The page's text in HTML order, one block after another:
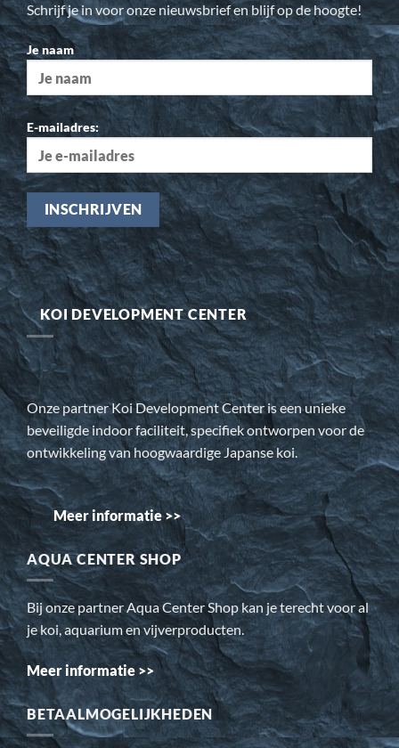
Schrijf je in voor onze nieuwsbrief en blijf op de hoogte!
Je naam
E-mailadres:
KOI DEVELOPMENT CENTER
Onze partner Koi Development Center is een unieke
beveiligde indoor faciliteit, specifiek ontworpen voor de
ontwikkeling van hoogwaardige Japanse koi.
Meer informatie >>
AQUA CENTER SHOP
Bij onze partner Aqua Center Shop kan je terecht voor al
je koi, aquarium en vijverproducten.
Meer informatie >>
BETAALMOGELIJKHEDEN